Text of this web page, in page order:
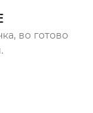
во готово